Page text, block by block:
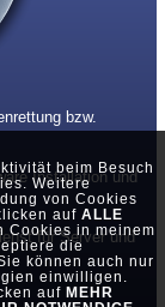
beim Besuch
Weitere
von Cookies
auf ALLE
Cookies in meinem
die
können auch nur
einwilligen.
auf MEHR
bzw.
Installation und
für Server und